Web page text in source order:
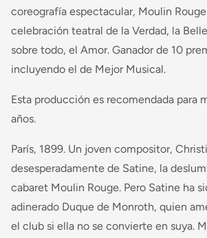
coreografía espectacular, Moulin
celebración teatral de la Verdad, la
sobre todo, el Amor. Ganador de 10
incluyendo el de Mejor Musical.
Esta producción es recomendada para
años.
París, 1899. Un joven compositor,
desesperadamente de Satine, la
cabaret Moulin Rouge. Pero Satine ha
adinerado Duque de Monroth, quien
el club si ella no se convierte en suya.